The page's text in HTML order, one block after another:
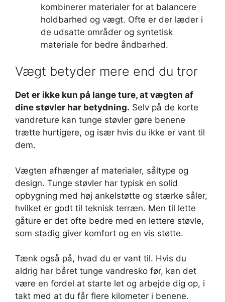
kombinerer materialer for at balancere
holdbarhed og vægt. Ofte er der læder i
de udsatte områder og syntetisk
materiale for bedre åndbarhed.
Vægt betyder mere end du tror
Det er ikke kun på lange ture, at vægten af
dine støvler har betydning. Selv på de korte
vandreture kan tunge støvler gøre benene
trætte hurtigere, og især hvis du ikke er vant til
dem.
Vægten afhænger af materialer, såltype og
design. Tunge støvler har typisk en solid
opbygning med høj ankelstøtte og stærke såler,
hvilket er godt til teknisk terræn. Men til lette
gåture er det ofte bedre med en lettere støvle,
som stadig giver komfort og en vis støtte.
Tænk også på, hvad du er vant til. Hvis du
aldrig har båret tunge vandresko før, kan det
være en fordel at starte let og arbejde dig op, i
takt med at du får flere kilometer i benene.